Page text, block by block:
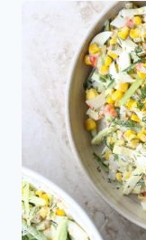
Ensalada
imitacion
Cangrejo